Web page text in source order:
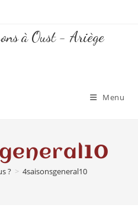
à Oust - Ariège
Menu
? > 4saisonsgeneral10